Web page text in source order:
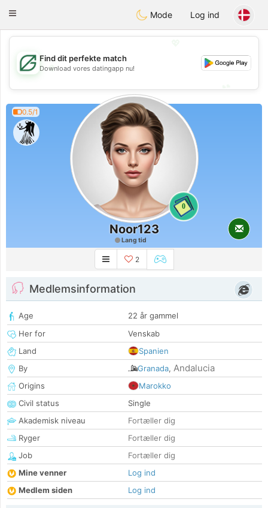
GulfDating
Toggle
Mode Log ind
💖
💕
Find dit perfekte match
Download vores datingapp nu!
0.5/1
0
Noor123
Lang tid
2
Medlemsinformation
Age
22 år gammel
Her for
Venskab
Land
Spanien
By
Granada, Andalucia
Origins
Marokko
Civil status
Single
Akademisk niveau
Fortæller dig
Ryger
Fortæller dig
Job
Fortæller dig
Mine venner
Log ind
Medlem siden
Log ind